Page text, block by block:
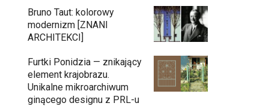
Bruno Taut: kolorowy
modernizm [ZNANI
ARCHITEKCI]
Furtki Ponidzia — znikający
element krajobrazu.
Unikalne mikroarchiwum
ginącego designu z PRL-u